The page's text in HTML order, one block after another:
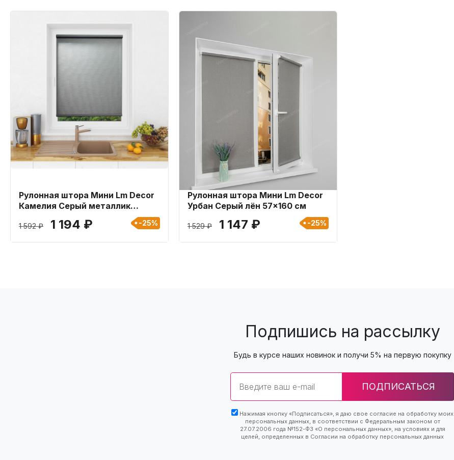
Рулонная штора Мини Lm Decor
Камелия Серый металлик
1 592 ₽ 1 194 ₽ -25%
Рулонная штора Мини Lm Decor
Урбан Серый лён 57x160 см
1 529 ₽ 1 147 ₽ -25%
Подпишись на рассылку
Будь в курсе наших новинок и получи 5% на первую покупку
Email
ПОДПИСАТЬСЯ
Нажимая кнопку «Подписаться», я даю свое согласие на обработку моих
персональных данных, в соответствии с Федеральным законом от
27.07.2006 года №152-ФЗ «О персональных данных», на условиях и для
целей, определенных в Согласии на обработку персональных данных